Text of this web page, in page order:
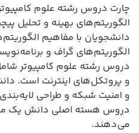
چارت دروس رشته علوم
الگوریتم‌های بهینه و تحلیل
دانشجویان با مفاهیم
الگوریتم‌های گراف و
دروس رشته علوم کامپیوتر
و پروتکل‌های اینترنت است.
و امنیت شبکه و طراحی
دروس هسته اصلی دانش یک
می‌دهند.